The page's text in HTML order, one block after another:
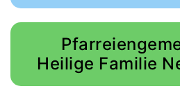
Heilige Familie